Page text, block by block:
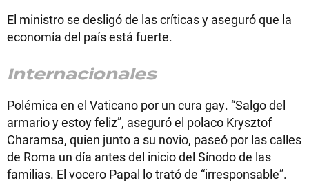
El ministro se desligó de las críticas y aseguró que la
economía del país está fuerte.
Internacionales
Polémica en el Vaticano por un cura gay. “Salgo del
armario y estoy feliz”, aseguró el polaco Krysztof
Charamsa, quien junto a su novio, paseó por las calles
de Roma un día antes del inicio del Sínodo de las
familias. El vocero Papal lo trató de “irresponsable”.